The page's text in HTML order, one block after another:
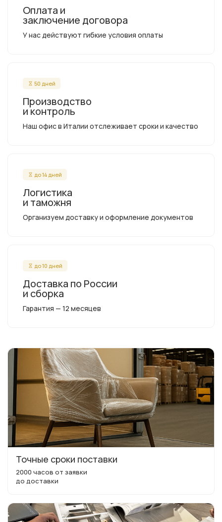
Оплата и
заключение договора
У нас действуют гибкие условия оплаты
50 дней
Производство
и контроль
Наш офис в Италии отслеживает сроки и качество
до 14 дней
Логистика
и таможня
Организуем доставку и оформление документов
до 10 дней
Доставка по России
и сборка
Гарантия — 12 месяцев
Точные сроки поставки
2000 часов от заявки
до доставки